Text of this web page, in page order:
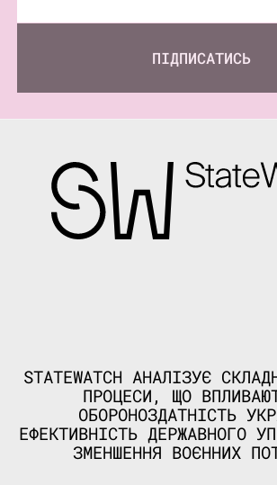
ПІДПИСАТИСЬ
STATEWATCH АНАЛІЗУЄ
ПРОЦЕСИ, ЩО
ОБОРОНОЗДАТНІСТЬ
ЕФЕКТИВНІСТЬ ДЕРЖАВНОГО
ЗМЕНШЕННЯ ВОЄННИХ